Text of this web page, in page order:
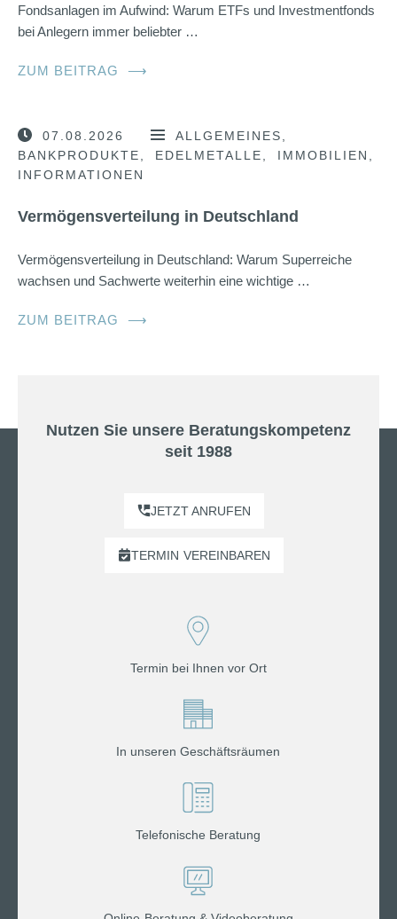
Fondsanlagen im Aufwind: Warum ETFs und Investmentfonds
bei Anlegern immer beliebter …
ZUM BEITRAG ⟶
07.08.2026
ALLGEMEINES
BANKPRODUKTE
EDELMETALLE
IMMOBILIEN
INFORMATIONEN
Vermögensverteilung in Deutschland
Vermögensverteilung in Deutschland: Warum Superreiche
wachsen und Sachwerte weiterhin eine wichtige …
ZUM BEITRAG ⟶
Nutzen Sie unsere Beratungskompetenz
seit 1988
JETZT ANRUFEN
TERMIN VEREINBAREN
Termin bei Ihnen vor Ort
In unseren Geschäftsräumen
Telefonische Beratung